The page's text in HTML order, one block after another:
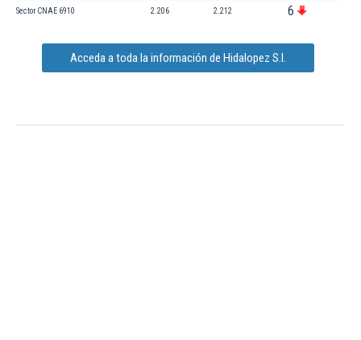
Sector CNAE 6910 2.206 2.212 6
Acceda a toda la información de Hidalopez S.l.